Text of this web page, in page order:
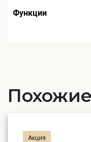
Функции
Акция